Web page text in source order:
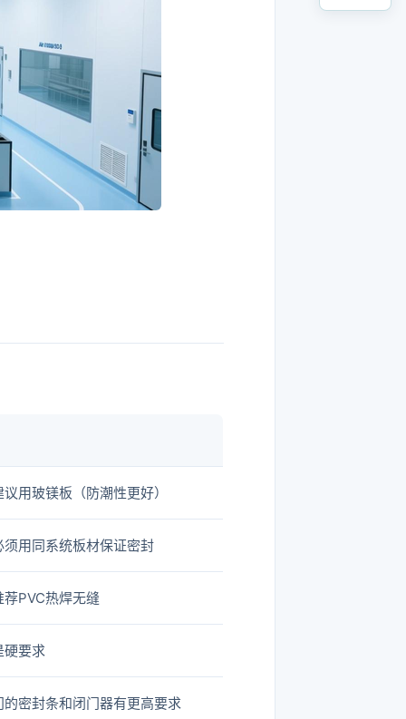
用玻镁板（防潮性更好）
须用同系统板材保证密封
荐PVC热焊无缝
硬要求
的密封条和闭门器有更高要求